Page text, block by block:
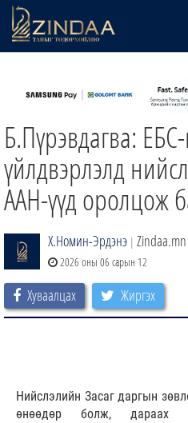
ТВ8
ӨГЛӨӨНИЙ СОНИН
АУДИО ЗОХИОЛ
ЗИНДАА СЭТГҮҮЛ
Б.Пүрэвдагва:
үйлдвэрлэлд
ААН-үүд оролцож
Х.Номин-Эрдэнэ | Zindaa.mn
2026 оны 06 сарын 12
Хуваалцах Жиргэх
Нийслэлийн Засаг даргын
өнөөдөр болж, дараах